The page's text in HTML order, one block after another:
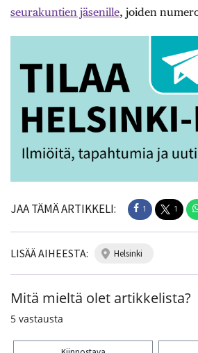
seurakuntien jäsenille, joiden
JAA TÄMÄ ARTIKKELI: 1 1
LISÄÄ AIHEESTA: helsinki
Mitä mieltä olet artikkelista?
5 vastausta